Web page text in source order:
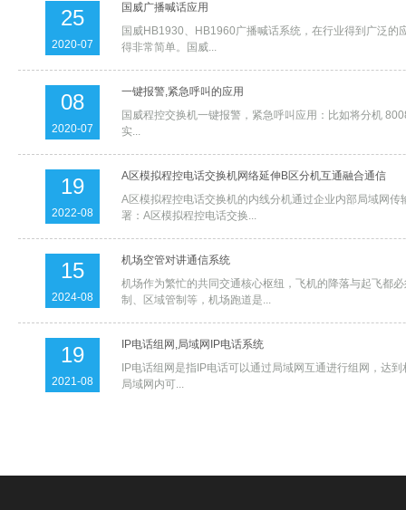
25
2020-07
国威广播喊话应用
国威HB1930、HB1960广播喊话系统，在行业得到广泛
得非常简单。国威...
08
2020-07
一键报警,紧急呼叫的应用
国威程控交换机一键报警，紧急呼叫应用：比如将分机
实...
19
2022-08
A区模拟程控电话交换机网络延伸B区分机互通融合通信
A区模拟程控电话交换机的内线分机通过企业内部局域网
署：A区模拟程控电话交换...
15
2024-08
机场空管对讲通信系统
机场作为繁忙的共同交通核心枢纽，飞机的降落与起飞都
制、区域管制等，机场跑道是...
19
2021-08
IP电话组网,局域网IP电话系统
IP电话组网是指IP电话可以通过局域网互通进行组网，达
局域网内可...